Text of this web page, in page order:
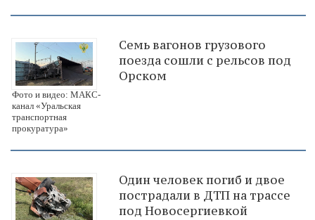
Фото и видео: МАКС-
канал «Уральская
транспортная
прокуратура»
Семь вагонов грузового
поезда сошли с рельсов под
Орском
Один человек погиб и двое
пострадали в ДТП на трассе
под Новосергиевкой